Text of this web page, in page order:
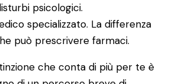
psicologici.
specializzato. La differenza
può prescrivere farmaci.
che conta di più per te è